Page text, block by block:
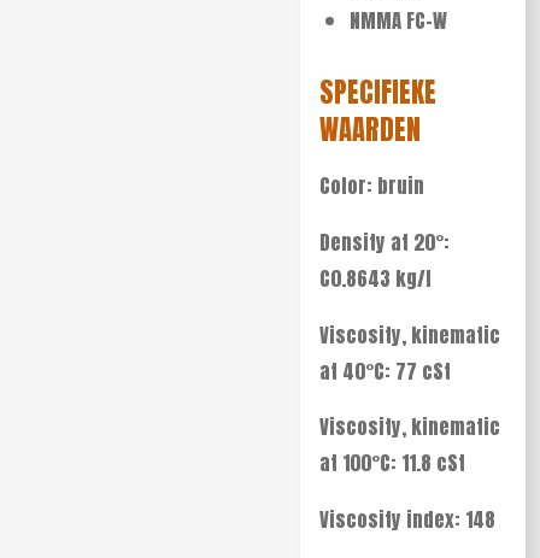
NMMA FC-W
SPECIFIEKE
WAARDEN
Color: bruin
Density at 20°:
C0.8643 kg/l
Viscosity, kinematic
at 40°C: 77 cSt
Viscosity, kinematic
at 100°C: 11.8 cSt
Viscosity index: 148